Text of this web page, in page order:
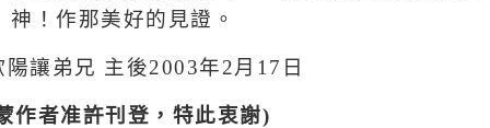
神！作那美好的見證。
陽讓弟兄 主後2003年2月 17 日
作者准許刊登，特此衷謝)